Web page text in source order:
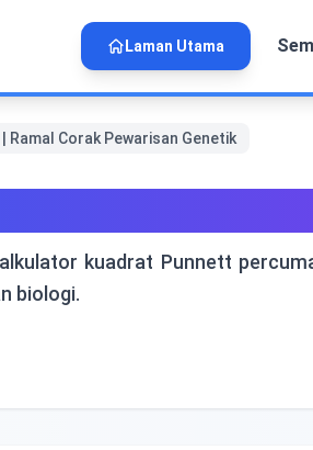
Laman Utama
Corak Pewarisan Genetik
kuadrat Punnett
biologi.